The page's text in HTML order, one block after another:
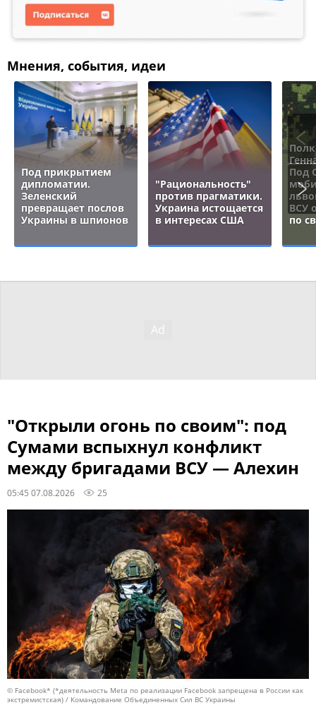
Мнения, события, идеи
Под прикрытием
дипломатии.
Зеленский
превращает послов
Украины в шпионов
"Рациональность"
против прагматики.
Украина истощается
в интересах США
Под
ВСУ
по
"Открыли огонь по своим": под
Сумами вспыхнул конфликт
между бригадами ВСУ — Алехин
05:45 07.08.2026 25
© Facebook* (*деятельность Meta по реализации Facebook запрещена в России как
экстремистская) / Командование Объединенных Сил ВС Украины